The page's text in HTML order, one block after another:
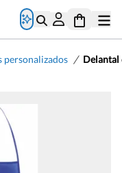
personalizados / Delantal